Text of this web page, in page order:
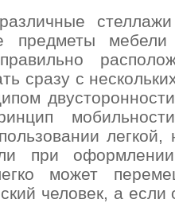
предметы
сразу с
при
может
человек, а